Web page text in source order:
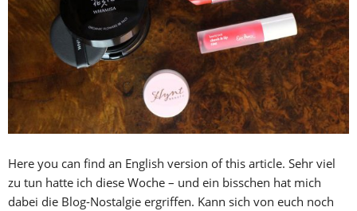
Here you can find an English version of this article. Sehr viel
zu tun hatte ich diese Woche – und ein bisschen hat mich
dabei die Blog-Nostalgie ergriffen. Kann sich von euch noch